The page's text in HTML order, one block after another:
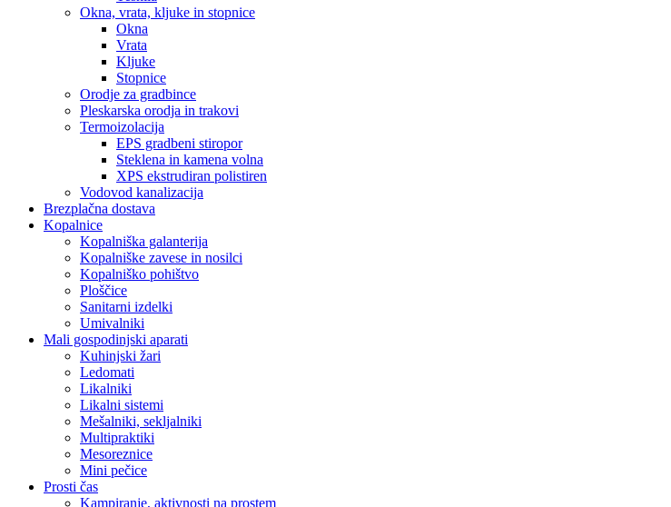
Okna, vrata, kljuke in stopnice
Okna
Vrata
Kljuke
Stopnice
Orodje za gradbince
Pleskarska orodja in trakovi
Termoizolacija
EPS gradbeni stiropor
Steklena in kamena volna
XPS ekstrudiran polistiren
Vodovod kanalizacija
Brezplačna dostava
Kopalnice
Kopalniška galanterija
Kopalniške zavese in nosilci
Kopalniško pohištvo
Ploščice
Sanitarni izdelki
Umivalniki
Mali gospodinjski aparati
Kuhinjski žari
Ledomati
Likalniki
Likalni sistemi
Mešalniki, sekljalniki
Multipraktiki
Mesoreznice
Mini pečice
Prosti čas
Kampiranje, aktivnosti na prostem